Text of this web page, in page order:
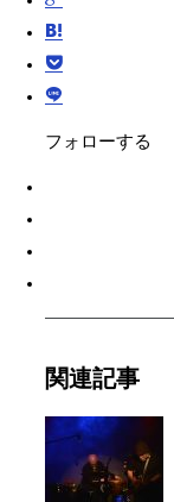
フォローする
関連記事